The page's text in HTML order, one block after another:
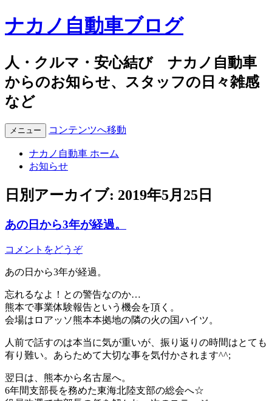
ナカノ自動車ブログ
人・クルマ・安心結び ナカノ自動車
からのお知らせ、スタッフの日々雑感
など
メニュー コンテンツへ移動
ナカノ自動車 ホーム
お知らせ
日別アーカイブ: 2019年5月25日
あの日から3年が経過。
コメントをどうぞ
あの日から3年が経過。
忘れるなよ！との警告なのか…
熊本で事業体験報告という機会を頂く。
会場はロアッソ熊本本拠地の隣の火の国ハイツ。
人前で話すのは本当に気が重いが、振り返りの時間はとても
有り難い。あらためて大切な事を気付かされます^^;
翌日は、熊本から名古屋へ。
6年間支部長を務めた東海北陸支部の総会へ☆